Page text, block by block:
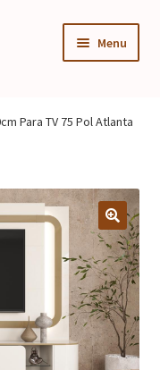
Menu
menu
menu
Para TV 75 Pol Atlanta